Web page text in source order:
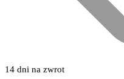
14 dni na zwrot